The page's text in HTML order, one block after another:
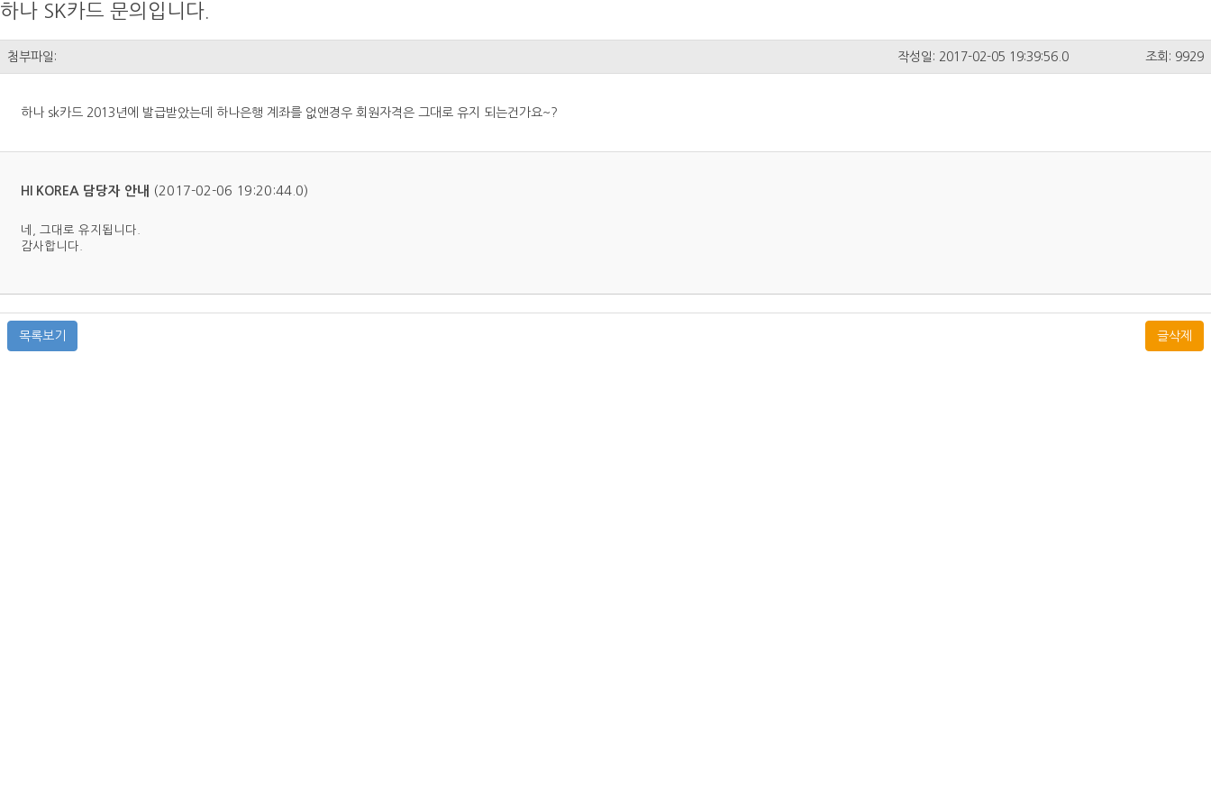
하나 SK카드 문의입니다.
첨부파일: 작성일: 2017-02-05 19:39:56.0 조회: 9929
하나 sk카드 2013년에 발급받았는데 하나은행 계좌를 없앤경우 회원자격은 그대로 유지 되는건가요~?
HI KOREA 담당자 안내 (2017-02-06 19:20:44.0)
네, 그대로 유지됩니다.
감사합니다.
목록보기 글삭제